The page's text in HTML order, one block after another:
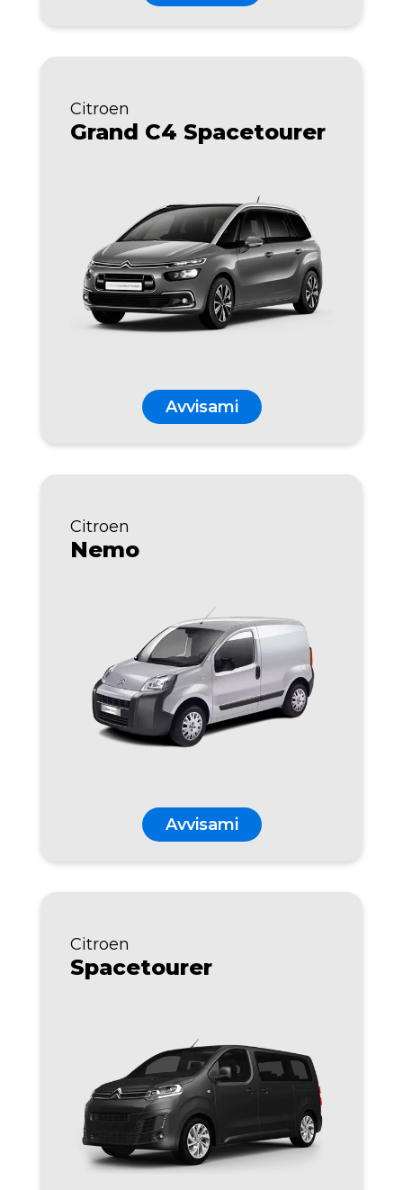
Citroen
Grand C4 Spacetourer
Avvisami
Citroen
Nemo
Avvisami
Citroen
Spacetourer